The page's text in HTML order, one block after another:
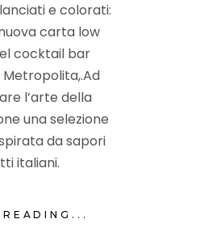
e colorati:
carta low
cocktail bar
l’arte della
una selezione
da sapori
italiani.
READING...